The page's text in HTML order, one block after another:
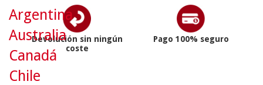
Devolución sin ningún
coste
Pago 100% seguro
Argentina
Australia
Canadá
Chile